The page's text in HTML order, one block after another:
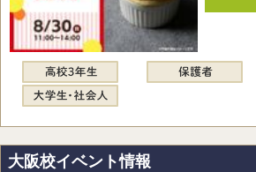
大阪校イベント情報